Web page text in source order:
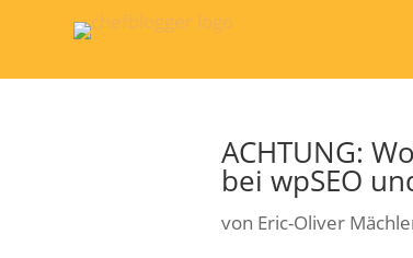
ACHTUNG:
bei wpSEO
von Eric-Oliver